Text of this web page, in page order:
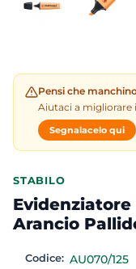
Pensi che
Aiutaci a
Segnalacelo qui
STABILO
Evidenziatore
Arancio
Codice: AU070/125